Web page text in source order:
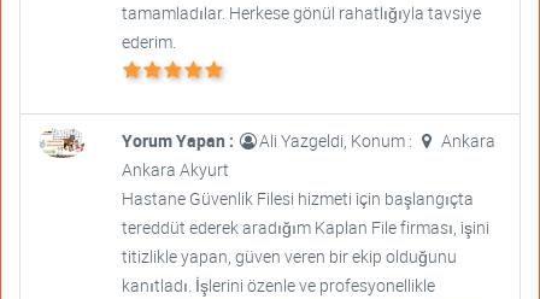
tamamladılar. Herkese gönül rahatlığıyla tavsiye
ederim.
Yorum Yapan : Ali Yazgeldi, Konum :
Ankara
Ankara Akyurt
Hastane Güvenlik Filesi hizmeti için başlangıçta
tereddüt ederek aradığım Kaplan File firması, işini
titizlikle yapan, güven veren bir ekip olduğunu
kanıtladı. İşlerini özenle ve profesyonellikle